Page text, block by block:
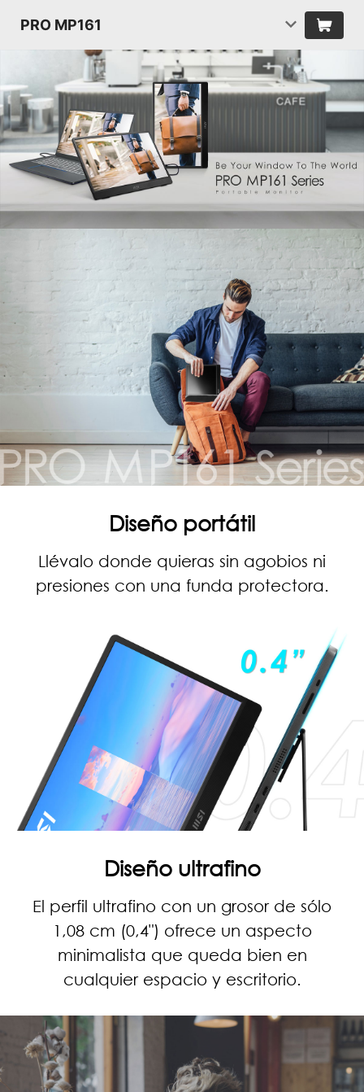
PRO MP161
Diseño portátil
Llévalo donde quieras sin agobios ni
presiones con una funda protectora.
Diseño ultrafino
El perfil ultrafino con un grosor de sólo
1,08 cm (0,4") ofrece un aspecto
minimalista que queda bien en
cualquier espacio y escritorio.